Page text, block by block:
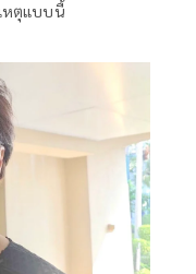
หตุแบบนี้